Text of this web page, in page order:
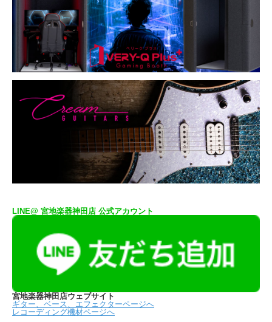
LINE@ 宮地楽器神田店 公式アカウント
宮地楽器神田店ウェブサイト
ギター、ベース、エフェクターページへ
レコーディング機材ページへ